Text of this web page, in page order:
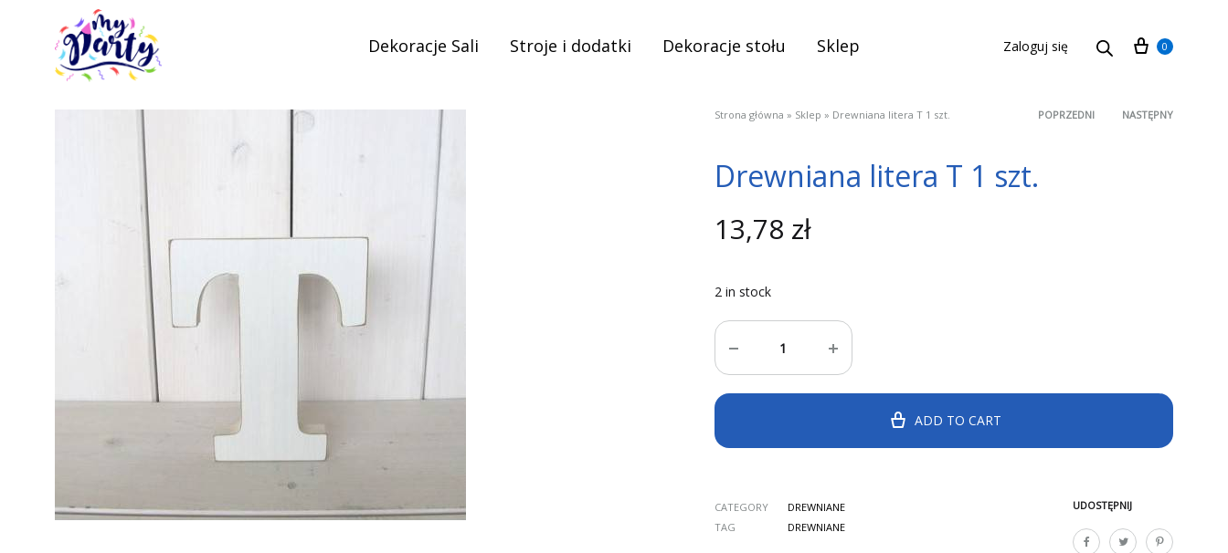
Dekoracje Sali Stroje i dodatki Dekoracje stołu Sklep Zaloguj się Cart
0
Strona główna » Sklep » Drewniana litera T 1 szt.
Product
POPRZEDNI NASTĘPNY
Drewniana litera T 1 szt.
13,78 zł
2 in stock
Quantity
ADD TO CART
UDOSTĘPNIJ
CATEGORY
DREWNIANE
TAG
DREWNIANE